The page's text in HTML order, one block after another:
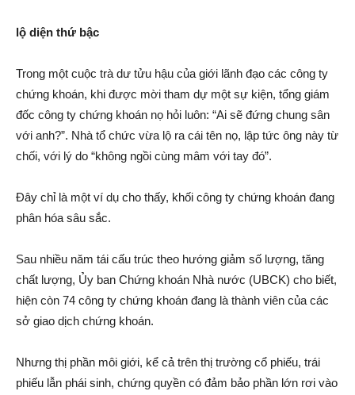
l‌ộ diện thứ bậc
Trong một cuộc trà dư t‌ửu hậu của giới lãnh đạo các công ty
chứng khoán, khi được mời tham dự một sự kiện, tổng giám
đốc công ty chứng khoán nọ hỏi luôn: “Ai sẽ đứng chung sân
với anh?”. Nhà tổ chức vừa l‌ộ ra cái tên nọ, lập tức ông này từ
chối, với lý do “không ngồi cùng mâm với tay đó”.
Đây chỉ là một ví dụ cho thấy, khối công ty chứng khoán đang
phân hóa sâu sắc.
Sau nhiều năm tái cấu trúc theo hướng giảm số lượng, tăng
chất lượng, Ủy ban Chứng khoán Nhà nước (UBCK) cho biết,
hiện còn 74 công ty chứng khoán đang là thành viên của các
sở giao dịc‌h chứng khoán.
Nhưng thị phần môi giới, kể cả trên thị trường cổ phiếu, trái
phiếu lẫn phái sinh, chứng quyền có đảm bảo phần lớn rơi vào